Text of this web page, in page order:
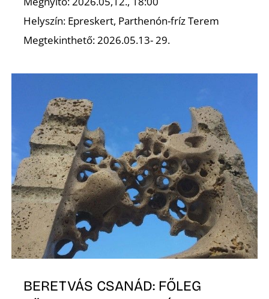
Helyszín: Epreskert, Parthenón-fríz Terem
Megtekinthető: 2026.05.13- 29.
BERETVÁS CSANÁD: FŐLEG